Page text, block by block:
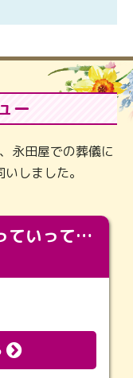
ー
永田屋での葬儀に
しました。
「カッコよくなって旅立っていってくれました（笑）もっとカッコいいって言ってあげればよかったな」